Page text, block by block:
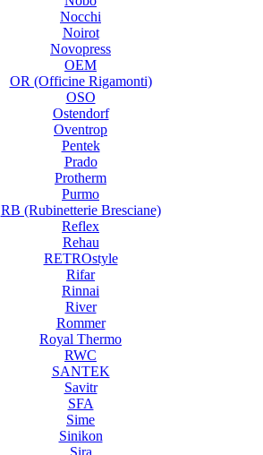
Nocchi
Noirot
Novopress
OEM
OR (Officine Rigamonti)
OSO
Ostendorf
Oventrop
Pentek
Prado
Protherm
Purmo
RB (Rubinetterie Bresciane)
Reflex
Rehau
RETROstyle
Rifar
Rinnai
River
Rommer
Royal Thermo
RWC
SANTEK
Savitr
SFA
Sime
Sinikon